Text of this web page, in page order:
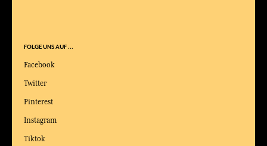
FOLGE UNS AUF ...
Facebook
Twitter
Pinterest
Instagram
Tiktok